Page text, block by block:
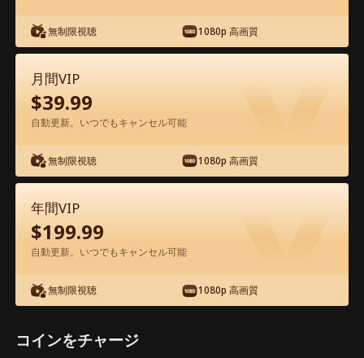
アプリ内で無料視聴可能
エピソード75 - 僕はパパとママのキュー
ピット 映画フル
1-50 51-80
75 78
無制限視聴 1080p 高画質
月間VIP
$39.99
自動更新。いつでもキャンセル可能
無制限視聴 1080p 高画質
年間VIP
$199.99
自動更新。いつでもキャンセル可能
無制限視聴 1080p 高画質
コインをチャージ